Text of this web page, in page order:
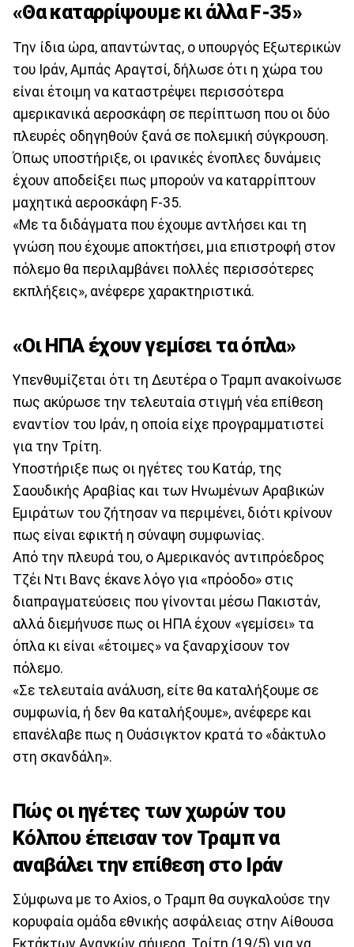
«Θα καταρρίψουμε κι άλλα F-35»
Την ίδια ώρα, απαντώντας, ο υπουργός Εξωτερικών
του Ιράν, Αμπάς Αραγτσί, δήλωσε ότι η χώρα του
είναι έτοιμη να καταστρέψει περισσότερα
αμερικανικά αεροσκάφη σε περίπτωση που οι δύο
πλευρές οδηγηθούν ξανά σε πολεμική σύγκρουση.
Όπως υποστήριξε, οι ιρανικές ένοπλες δυνάμεις
έχουν αποδείξει πως μπορούν να καταρρίπτουν
μαχητικά αεροσκάφη F-35.
«Με τα διδάγματα που έχουμε αντλήσει και τη
γνώση που έχουμε αποκτήσει, μια επιστροφή στον
πόλεμο θα περιλαμβάνει πολλές περισσότερες
εκπλήξεις», ανέφερε χαρακτηριστικά.
«Οι ΗΠΑ έχουν γεμίσει τα όπλα»
Υπενθυμίζεται ότι τη Δευτέρα ο Τραμπ ανακοίνωσε
πως ακύρωσε την τελευταία στιγμή νέα επίθεση
εναντίον του Ιράν, η οποία είχε προγραμματιστεί
για την Τρίτη.
Υποστήριξε πως οι ηγέτες του Κατάρ, της
Σαουδικής Αραβίας και των Ηνωμένων Αραβικών
Εμιράτων του ζήτησαν να περιμένει, διότι κρίνουν
πως είναι εφικτή η σύναψη συμφωνίας.
Από την πλευρά του, ο Αμερικανός αντιπρόεδρος
Τζέι Ντι Βανς έκανε λόγο για «πρόοδο» στις
διαπραγματεύσεις που γίνονται μέσω Πακιστάν,
αλλά διεμήνυσε πως οι ΗΠΑ έχουν «γεμίσει» τα
όπλα κι είναι «έτοιμες» να ξαναρχίσουν τον
πόλεμο.
«Σε τελευταία ανάλυση, είτε θα καταλήξουμε σε
συμφωνία, ή δεν θα καταλήξουμε», ανέφερε και
επανέλαβε πως η Ουάσιγκτον κρατά το «δάκτυλο
στη σκανδάλη».
Πώς οι ηγέτες των χωρών του
Κόλπου έπεισαν τον Τραμπ να
αναβάλει την επίθεση στο Ιράν
Σύμφωνα με το Axios, ο Τραμπ θα συγκαλούσε την
κορυφαία ομάδα εθνικής ασφάλειας στην Αίθουσα